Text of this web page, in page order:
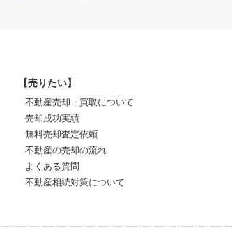
【売りたい】
不動産売却・買取について
売却成功実績
無料売却査定依頼
不動産の売却の流れ
よくある質問
不動産相続対策について